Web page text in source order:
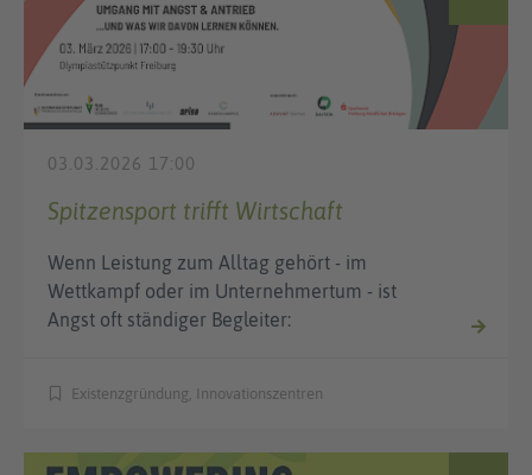
03.03.2026 17:00
Spitzensport trifft Wirtschaft
Wenn Leistung zum Alltag gehört - im
Wettkampf oder im Unternehmertum - ist
Angst oft ständiger Begleiter:
Existenzgründung, Innovationszentren